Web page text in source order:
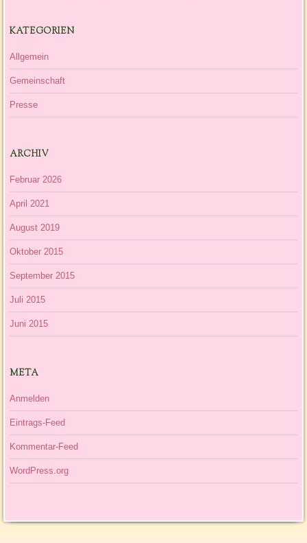
KATEGORIEN
Allgemein
Gemeinschaft
Presse
ARCHIV
Februar 2026
April 2021
August 2019
Oktober 2015
September 2015
Juli 2015
Juni 2015
META
Anmelden
Eintrags-Feed
Kommentar-Feed
WordPress.org